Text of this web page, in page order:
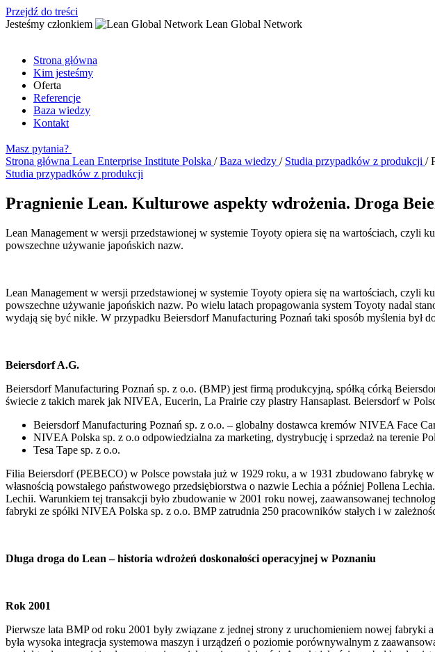
Przejdź do treści
Jesteśmy członkiem
Lean Global Network
Strona główna
Kim jesteśmy
Oferta
Referencje
Baza wiedzy
Kontakt
Masz pytania?
Strona główna Lean Enterprise Institute Polska /Baza wiedzy / Studia przypadków z produkcji /
Studia przypadków z produkcji
Pragnienie Lean. Kulturowe aspekty wdrożenia. Droga
Lean Management w wersji przedstawionej w systemie Toyoty opiera się na wartościach, czyli
powszechne używanie japońskich nazw.
Lean Management w wersji przedstawionej w systemie Toyoty opiera się na wartościach, czyli
powszechne używanie japońskich nazw. Po wielu latach propagowania system Toyoty nadal
wydają się być nikłe. W przypadku Beiersdorf Manufacturing Poznań taki sposób myślenia był
Beiersdorf A.G.
Beiersdorf Manufacturing Poznań sp. z o.o. (BMP) jest firmą produkcyjną, spółką córką
świecie z takich marek jak NIVEA, Eucerin, La Prairie czy plastry Hansaplast. Beiersdorf w
Beiersdorf Manufacturing Poznań sp. z o.o. – globalny dostawca kremów NIVEA Face
NIVEA Polska sp. z o.o odpowiedzialna za marketing, dystrybucję i sprzedaż na terenie
Tesa Tape sp. z o.o.
Filia Beiersdorf (PEBECO) w Polsce powstała już w 1929 roku, a w 1931 zbudowano fabrykę
własnością powstałego państwowego przedsiębiorstwa o nazwie Lechia a później Pollena
Lechii. Warunkiem tej transakcji było zbudowanie w 2001 roku nowej, zaawansowanej
fabryki ze spółki NIVEA Polska sp. z o.o. BMP zatrudnia 250 pracowników stałych i w
Długa droga do Lean – historia wdrożeń doskonałości operacyjnej w Poznaniu
Rok 2001
Pierwsze lata BMP od roku 2001 były związane z jednej strony z uruchomieniem nowej
była wysoka integracja systemowa maszyn i urządzeń o poziomie porównywalnym z